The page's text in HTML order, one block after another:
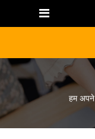
हम अपने